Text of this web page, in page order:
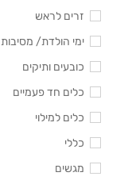
זרים לראש
ימי הולדת/ מסיבות
כובעים ותיקים
כלים חד פעמיים
כלים למילוי
כללי
מגשים